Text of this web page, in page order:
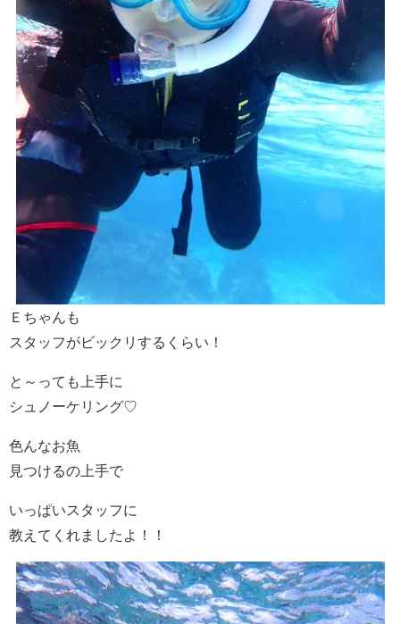
Ｅちゃんも
スタッフがビックリするくらい！
と～っても上手に
シュノーケリング♡
色んなお魚
見つけるの上手で
いっぱいスタッフに
教えてくれましたよ！！